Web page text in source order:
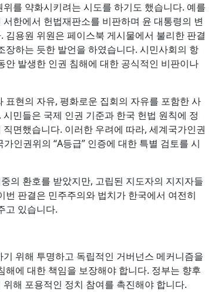
를 약화시키려는 시도를 하기도 했습니다. 예를
한에서 헌법재판소를 비판하며 윤 대통령의 변
용원 위원은 페이스북 게시물에서 불리한 판결
하는 듯한 발언을 하였습니다. 시민사회의 항
발생한 인권 침해에 대한 공식적인 비판이나
현의 자유, 평화로운 집회의 자유를 포함한 사
민들은 국제 인권 기준과 한국 헌법 원칙에 정
면했습니다. 이러한 우려에 따라, 세계국가인권
인권위의 “A등급” 인증에 대한 특별 검토를 시
의 환호를 받았지만, 고립된 지도자의 지지자들
판결은 민주주의와 법치가 한국에서 여전히
고 있습니다.
위해 투명하고 독립적인 거버넌스 메커니즘을
에 대한 책임을 보장해야 합니다. 정부는 향후
해 포용적인 정치 참여를 촉진해야 합니다.